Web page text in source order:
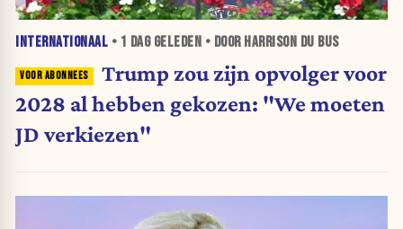
INTERNATIONAAL • 1 DAGGELEDEN • DOOR HARRISON DU BUS
Trump zou zijn opvolger voor
2028 al hebben gekozen: "We moeten
JD verkiezen"